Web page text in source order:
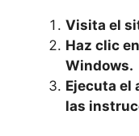
Visita el
Haz clic
Windows.
Ejecuta el
las